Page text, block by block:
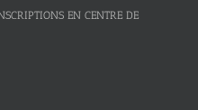
EN CENTRE DE